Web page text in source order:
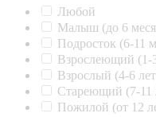
Любой
Малыш (до 6
Подросток (6-11
Взрослеющий (1-
Взрослый (4-6
Стареющий (7-11
Пожилой (от 12